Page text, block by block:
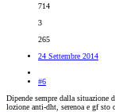
714
3
265
24 Settembre 2014
#6
Dipende sempre dalla situazione
lozione anti-dht, serenoa e gf sto